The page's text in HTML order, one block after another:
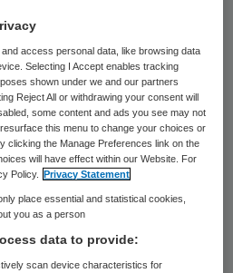
verpleegkundige een
relatie aan met een aan
patiënt, maar
hiervan niet op de
van zijn
geschorst.
access personal data, like browsing data
Selecting I Accept enables tracking
shown under we and our partners
Reject All or withdrawing your consent will
some content and ads you see may not
this menu to change your choices or
clicking the Manage Preferences link on the
will have effect within our Website. For
Policy.
Privacy Statement
place essential and statistical cookies,
you as a person
data to provide:
scan device characteristics for